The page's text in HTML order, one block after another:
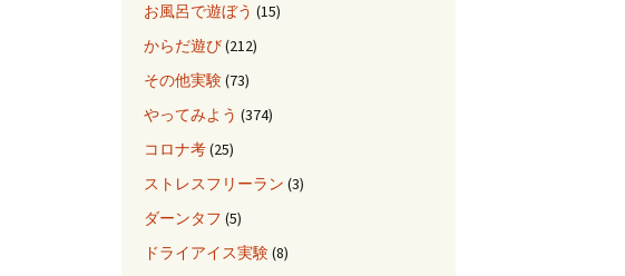
お風呂で遊ぼう (15)
からだ遊び(212)
その他実験(73)
やってみよう (374)
コロナ考(25)
ストレスフリーラン (3)
ダーンタフ (5)
ドライアイス実験(8)